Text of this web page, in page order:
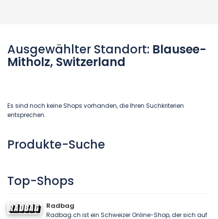
Ausgewählter Standort: Blausee-
Mitholz, Switzerland
Es sind noch keine Shops vorhanden, die Ihren Suchkriterien
entsprechen.
Produkte-Suche
Top-Shops
Radbag
Radbag.ch ist ein Schweizer Online-Shop, der sich auf